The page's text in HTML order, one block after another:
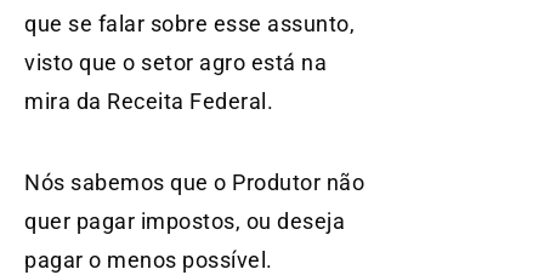
que se falar sobre esse assunto,
visto que o setor agro está na
mira da Receita Federal.
Nós sabemos que o Produtor não
quer pagar impostos, ou deseja
pagar o menos possível.